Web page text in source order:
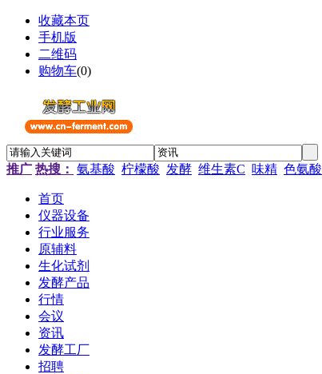
收藏本页
手机版
二维码
购物车(0)
推广 热搜： 氨基酸 柠檬酸 发酵 维生素C 味精 色氨酸
首页
仪器设备
行业服务
原辅料
生化试剂
发酵产品
行情
会议
资讯
发酵工厂
招聘